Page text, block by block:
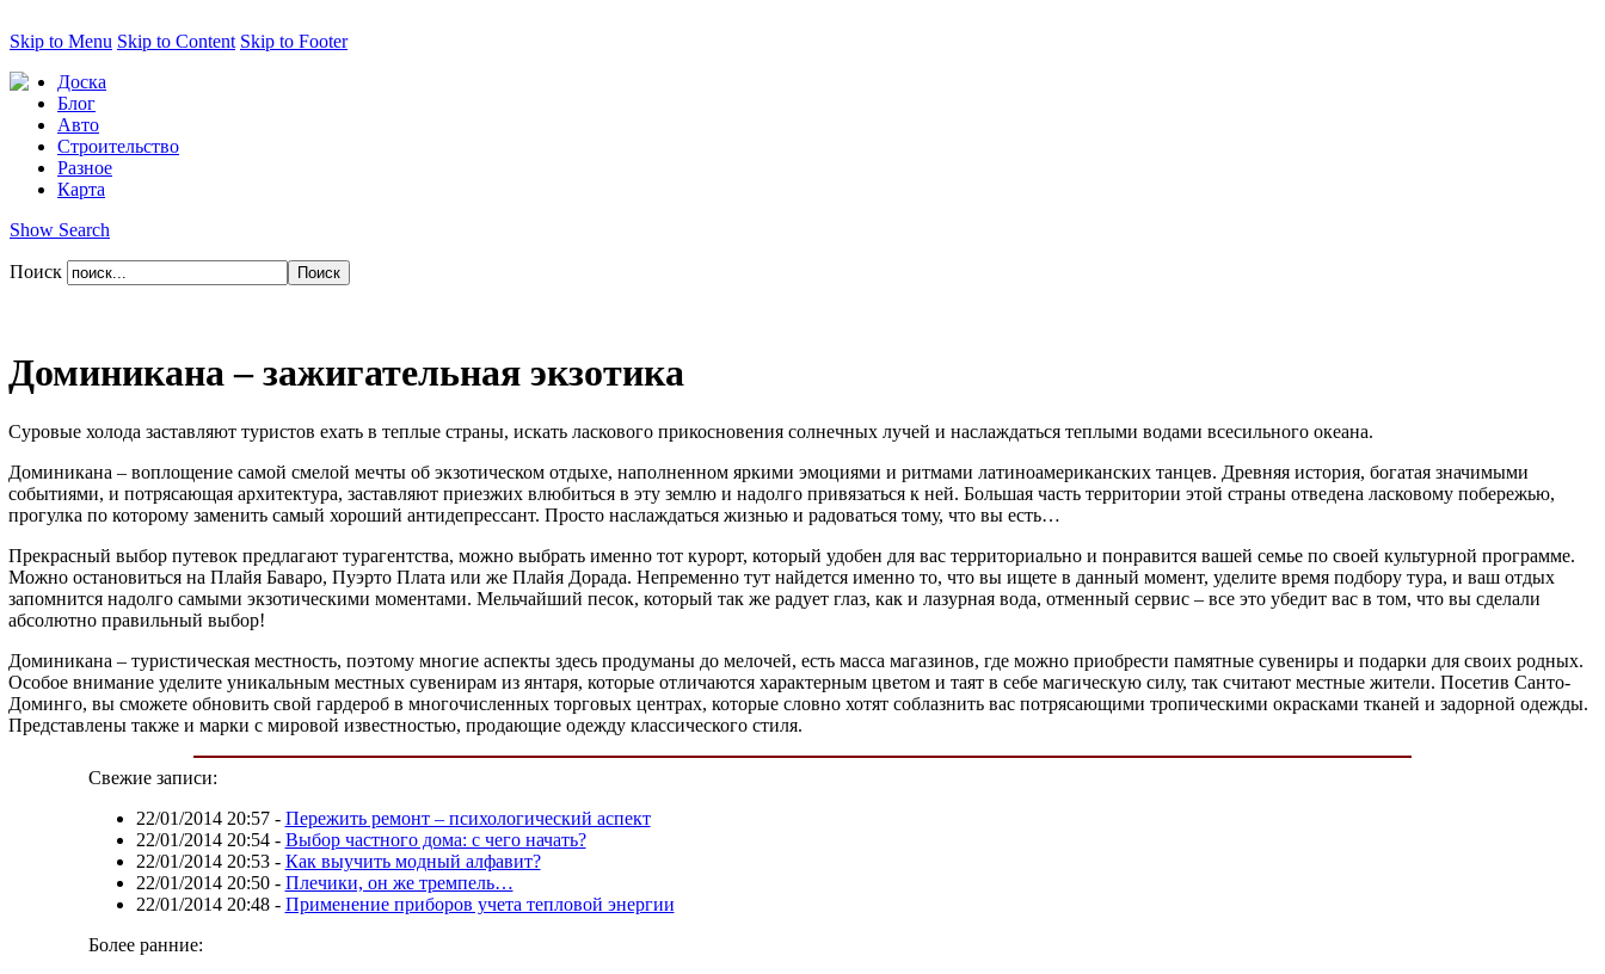
Skip to Menu Skip to Content Skip to Footer
Доска
Блог
Авто
Строительство
Разное
Карта
Show Search
Поиск
Доминикана – зажигательная экзотика
Суровые холода заставляют туристов ехать в теплые страны, искать ласкового прикосновения солнечных лучей и наслаждаться теплыми водами всесильного океана.
Доминикана – воплощение самой смелой мечты об экзотическом отдыхе, наполненном яркими эмоциями и ритмами латиноамериканских танцев. Древняя история, богатая значимыми
событиями, и потрясающая архитектура, заставляют приезжих влюбиться в эту землю и надолго привязаться к ней. Большая часть территории этой страны отведена ласковому побережью,
прогулка по которому заменить самый хороший антидепрессант. Просто наслаждаться жизнью и радоваться тому, что вы есть…
Прекрасный выбор путевок предлагают турагентства, можно выбрать именно тот курорт, который удобен для вас территориально и понравится вашей семье по своей культурной программе.
Можно остановиться на Плайя Баваро, Пуэрто Плата или же Плайя Дорада. Непременно тут найдется именно то, что вы ищете в данный момент, уделите время подбору тура, и ваш отдых
запомнится надолго самыми экзотическими моментами. Мельчайший песок, который так же радует глаз, как и лазурная вода, отменный сервис – все это убедит вас в том, что вы сделали
абсолютно правильный выбор!
Доминикана – туристическая местность, поэтому многие аспекты здесь продуманы до мелочей, есть масса магазинов, где можно приобрести памятные сувениры и подарки для своих родных.
Особое внимание уделите уникальным местных сувенирам из янтаря, которые отличаются характерным цветом и таят в себе магическую силу, так считают местные жители. Посетив Санто-
Доминго, вы сможете обновить свой гардероб в многочисленных торговых центрах, которые словно хотят соблазнить вас потрясающими тропическими окрасками тканей и задорной одежды.
Представлены также и марки с мировой известностью, продающие одежду классического стиля.
Свежие записи:
22/01/2014 20:57- Пережить ремонт – психологический аспект
22/01/2014 20:54- Выбор частного дома: с чего начать?
22/01/2014 20:53- Как выучить модный алфавит?
22/01/2014 20:50- Плечики, он же тремпель…
22/01/2014 20:48- Применение приборов учета тепловой энергии
Более ранние: